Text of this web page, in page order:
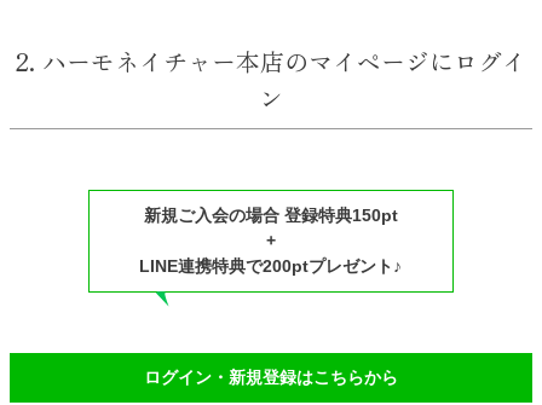
2. ハーモネイチャー本店のマイページにログイ
ン
新規ご入会の場合 登録特典150pt
+
LINE連携特典で200ptプレゼント♪
ログイン・新規登録はこちらから